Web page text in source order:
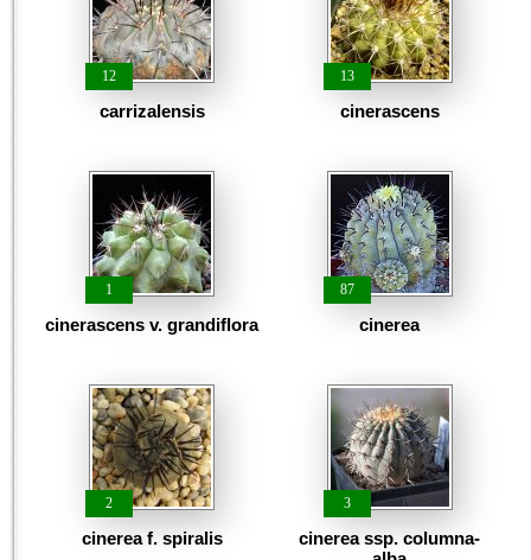
12
carrizalensis
13
cinerascens
1
cinerascens v. grandiflora
87
cinerea
2
cinerea f. spiralis
3
cinerea ssp. columna-